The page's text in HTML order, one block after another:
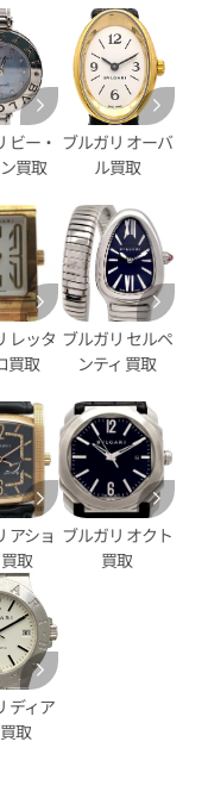
リ アショーマ デイト
取価格
円
年1月27日時点の参考
ルチェア LU33S
ビー・
買取
ブルガリ オーバ
ル買取
レッタ
買取
ブルガリ セルペ
ンティ 買取
アショ
取
ブルガリ オクト
買取
ディア
取